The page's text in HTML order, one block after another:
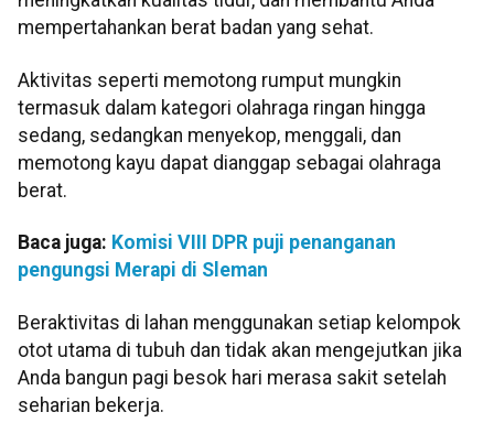
mempertahankan berat badan yang sehat.
Aktivitas seperti memotong rumput mungkin
termasuk dalam kategori olahraga ringan hingga
sedang, sedangkan menyekop, menggali, dan
memotong kayu dapat dianggap sebagai olahraga
berat.
Baca juga: Komisi VIII DPR puji penanganan
pengungsi Merapi di Sleman
Beraktivitas di lahan menggunakan setiap kelompok
otot utama di tubuh dan tidak akan mengejutkan jika
Anda bangun pagi besok hari merasa sakit setelah
seharian bekerja.